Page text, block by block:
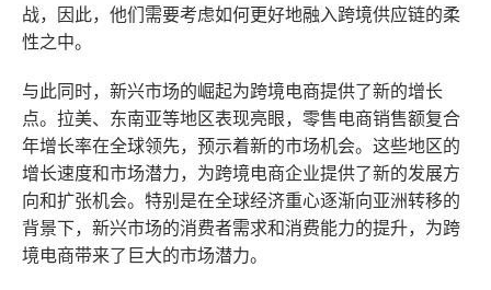
战，因此，他们需要考虑如何更好地融入跨境供应链的柔
性之中。
与此同时，新兴市场的崛起为跨境电商提供了新的增长
点。拉美、东南亚等地区表现亮眼，零售电商销售额复合
年增长率在全球领先，预示着新的市场机会。这些地区的
增长速度和市场潜力，为跨境电商企业提供了新的发展方
向和扩张机会。特别是在全球经济重心逐渐向亚洲转移的
背景下，新兴市场的消费者需求和消费能力的提升，为跨
境电商带来了巨大的市场潜力。